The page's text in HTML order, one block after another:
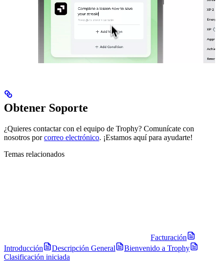
Obtener Soporte
¿Quieres contactar con el equipo de Trophy? Comunícate con
nosotros porcorreo electrónico. ¡Estamos aquí para ayudarte!
Temas relacionados
Facturación
Introducción
Descripción General
Bienvenido a Trophy
Clasificación iniciada